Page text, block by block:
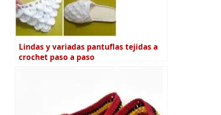
Lindas y variadas pantuflas tejidas a
crochet paso a paso